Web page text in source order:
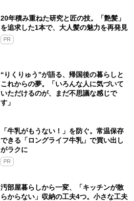
20年積み重ねた研究と匠の技。「艶髪」
を追求した1本で、大人髪の魅力を再発見
PR
“りくりゅう”が語る、帰国後の暮らしと
これからの夢。「いろんな人に気づいて
いただけるのが、まだ不思議な感じで
す」
「牛乳がもうない！」を防ぐ。常温保存
できる「ロングライフ牛乳」で買い出し
がラクに
PR
汚部屋暮らしから一変、「キッチンが散
らからない」収納の工夫4つ。小さな工夫